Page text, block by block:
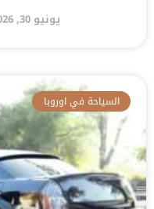
يونيو 30, 2026
السياحة في اوروبا